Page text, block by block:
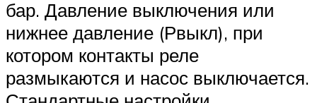
бар. Давление выключения или
нижнее давление (Рвыкл), при
котором контакты реле
размыкаются и насос выключается.